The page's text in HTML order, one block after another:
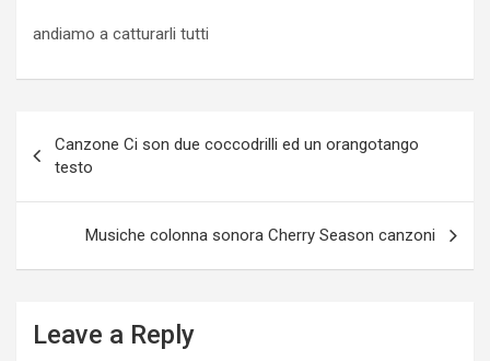
andiamo a catturarli tutti
navigation
Canzone Ci son due coccodrilli ed un orangotango
testo
Musiche colonna sonora Cherry Season canzoni
Leave a Reply